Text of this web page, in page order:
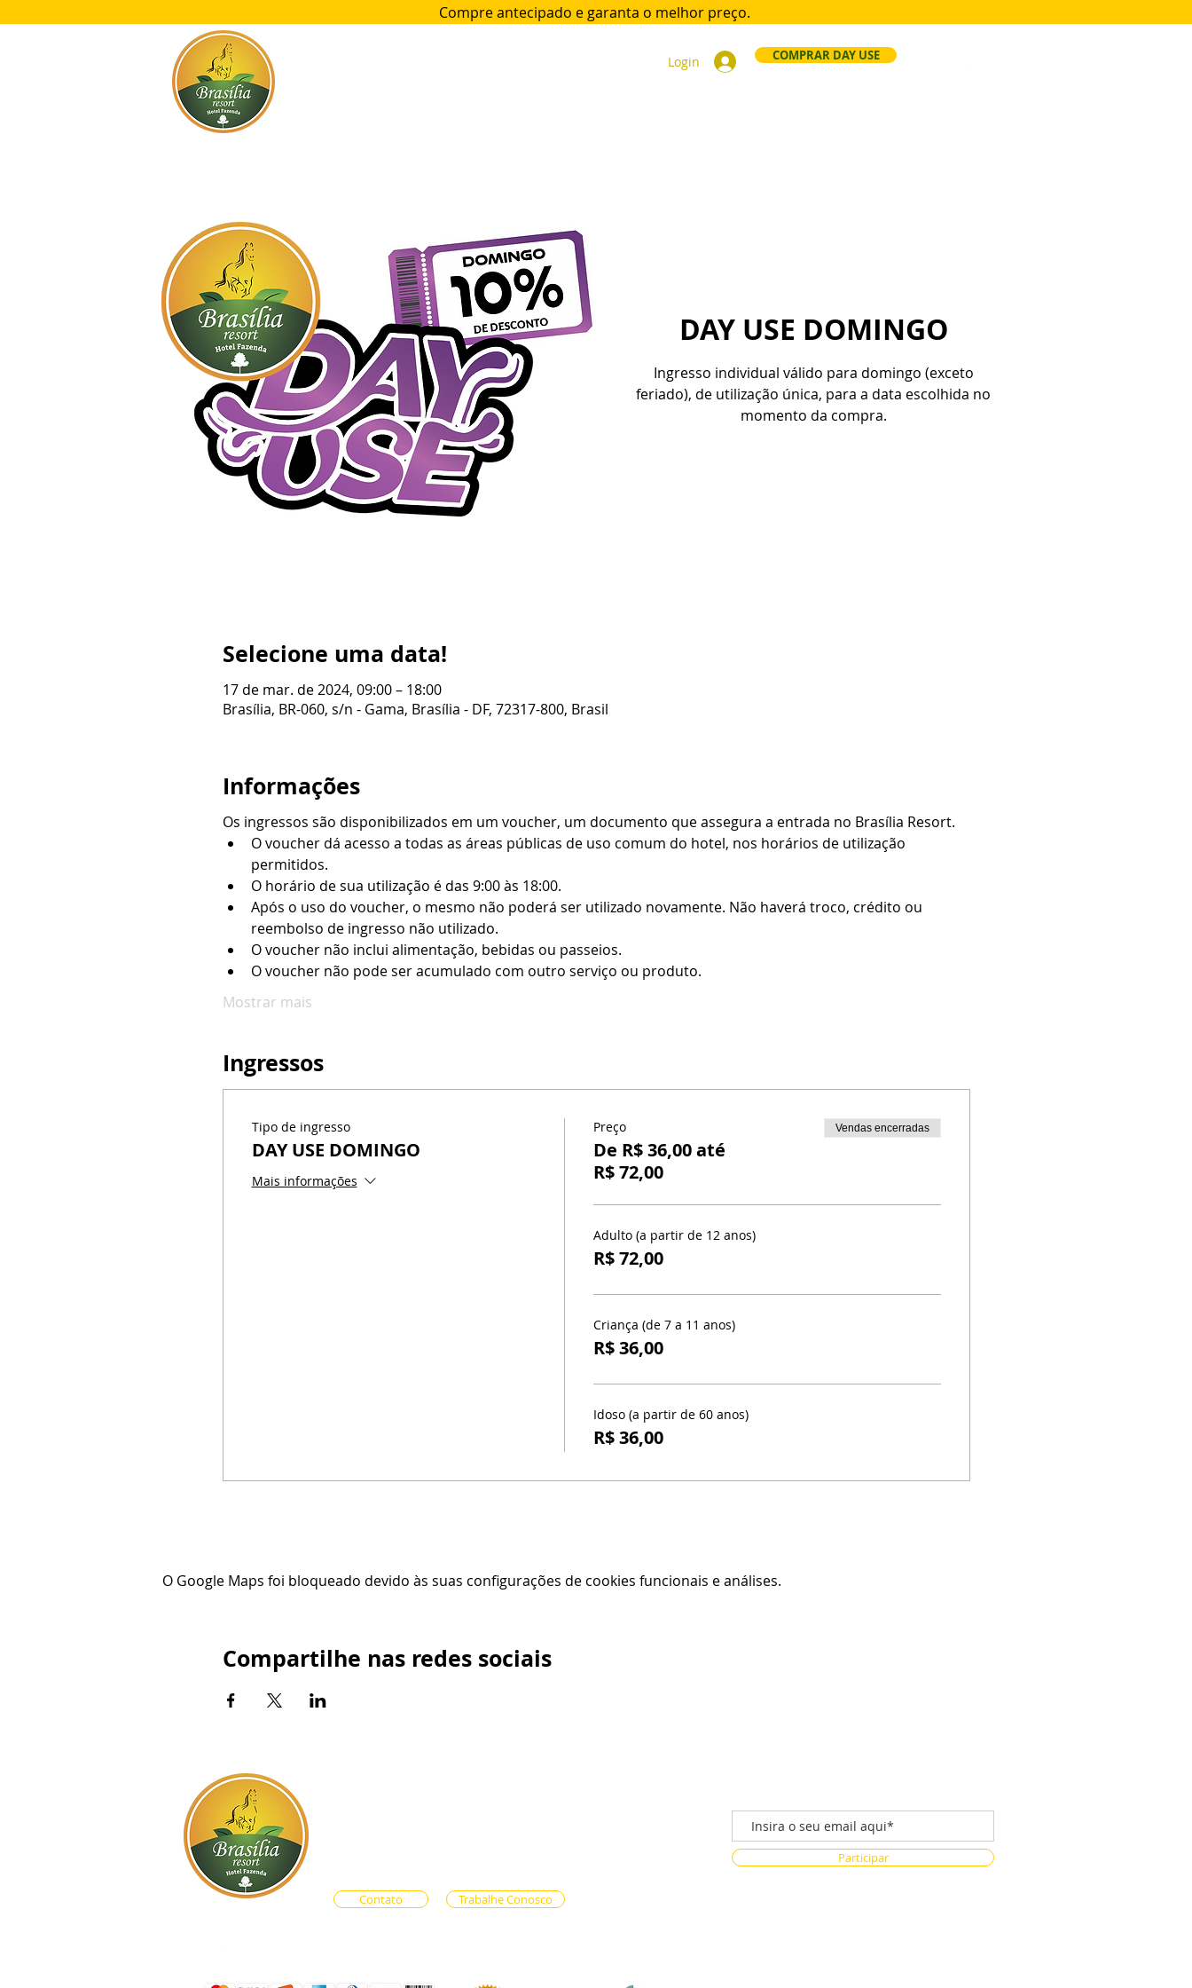
Compre antecipado e garanta o melhor preço.
Login COMPRAR DAY USE
DAY USE DOMINGO
Ingresso individual válido para domingo (exceto
feriado), de utilização única, para a data escolhida no
momento da compra.
Selecione uma data!
17 de mar. de 2024, 09:00 – 18:00
Brasília, BR-060, s/n - Gama, Brasília - DF, 72317-800, Brasil
Informações
Os ingressos são disponibilizados em um voucher, um documento que assegura a entrada no Brasília Resort.
O voucher dá acesso a todas as áreas públicas de uso comum do hotel, nos horários de utilização
permitidos.
O horário de sua utilização é das 9:00 às 18:00.
Após o uso do voucher, o mesmo não poderá ser utilizado novamente. Não haverá troco, crédito ou
reembolso de ingresso não utilizado.
O voucher não inclui alimentação, bebidas ou passeios.
O voucher não pode ser acumulado com outro serviço ou produto.
Mostrar mais
Ingressos
Tipo de ingresso
DAY USE DOMINGO
Mais informações
Preço
De R$ 36,00 até
R$ 72,00
Vendas encerradas
Adulto (a partir de 12 anos)
R$ 72,00
Criança (de 7 a 11 anos)
R$ 36,00
Idoso (a partir de 60 anos)
R$ 36,00
O Google Maps foi bloqueado devido às suas configurações de cookies funcionais e análises.
Compartilhe nas redes sociais
Participar
Contato Trabalhe Conosco